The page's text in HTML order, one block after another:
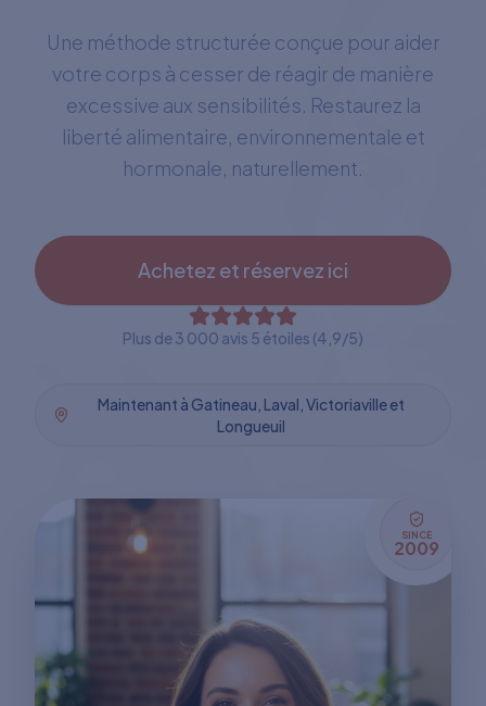
Une méthode structurée conçue pour aider
votre corps à cesser de réagir de manière
excessive aux sensibilités. Restaurez la
liberté alimentaire, environnementale et
hormonale, naturellement.
Achetez et réservez ici
Plus de 3 000 avis 5 étoiles (4,9/5)
Maintenant à Gatineau, Laval, Victoriaville et
Longueuil
SINCE
2009